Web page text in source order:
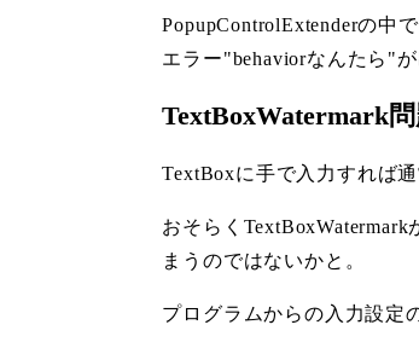
PopupControlExtenderの中
エラー"behaviorなんたら"
TextBoxWatermark
TextBoxに手で入力すれば
おそらく
まうのではないかと。
プログラムからの入力設定